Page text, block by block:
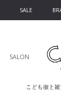
SALE
SALON